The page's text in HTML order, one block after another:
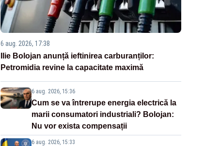
6 aug. 2026, 17:38
Ilie Bolojan anunță ieftinirea carburanților:
Petromidia revine la capacitate maximă
6 aug. 2026, 15:36
Cum se va întrerupe energia electrică la
marii consumatori industriali? Bolojan:
Nu vor exista compensații
6 aug. 2026, 15:33